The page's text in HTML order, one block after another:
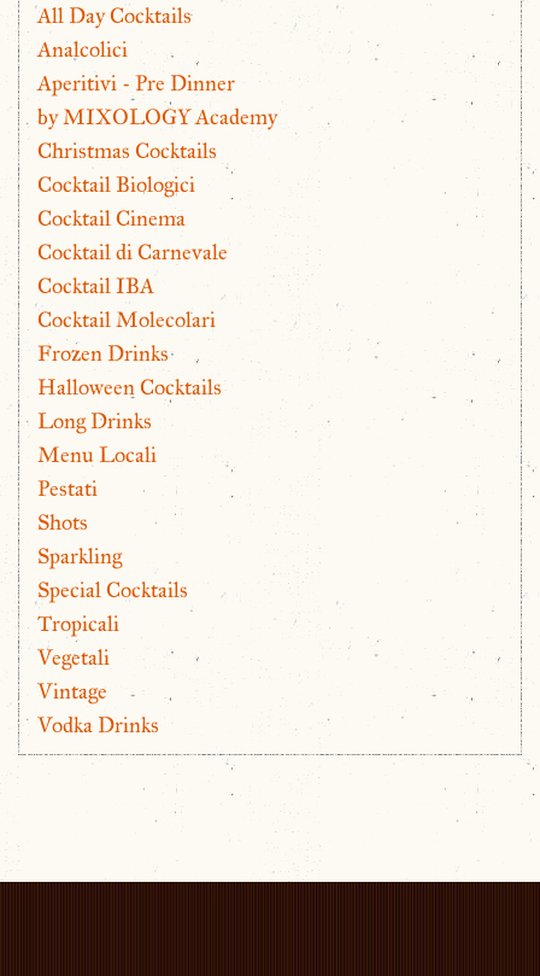
All Day Cocktails
Analcolici
Aperitivi - Pre Dinner
by MIXOLOGY Academy
Christmas Cocktails
Cocktail Biologici
Cocktail Cinema
Cocktail di Carnevale
Cocktail IBA
Cocktail Molecolari
Frozen Drinks
Halloween Cocktails
Long Drinks
Menu Locali
Pestati
Shots
Sparkling
Special Cocktails
Tropicali
Vegetali
Vintage
Vodka Drinks